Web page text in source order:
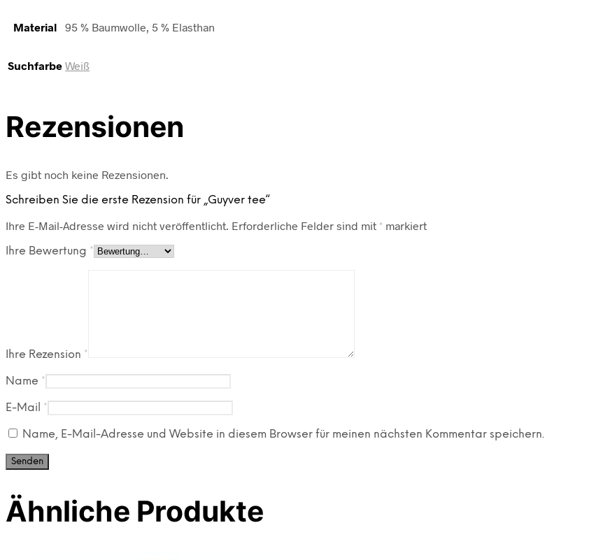
Material 95 % Baumwolle, 5 % Elasthan
Suchfarbe Weiß
Rezensionen
Es gibt noch keine Rezensionen.
Schreiben Sie die erste Rezension für „Guyver tee“
Ihre E-Mail-Adresse wird nicht veröffentlicht. Erforderliche Felder sind mit * markiert
Ihre Bewertung *
Ihre Rezension *
Name *
E-Mail *
Name, E-Mail-Adresse und Website in diesem Browser für meinen nächsten Kommentar speichern.
Ähnliche Produkte